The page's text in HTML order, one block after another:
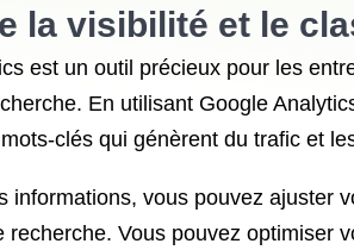
la visibilité et le
est un outil précieux pour les
En utilisant Google
mots-clés qui génèrent du trafic et
informations, vous pouvez ajuster
recherche. Vous pouvez optimiser